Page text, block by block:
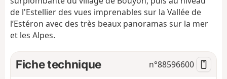
de l'Estellier des vues imprenables sur la Vallée de
l’Estéron avec des très beaux panoramas sur la mer
et les Alpes.
Fiche technique n°88596600